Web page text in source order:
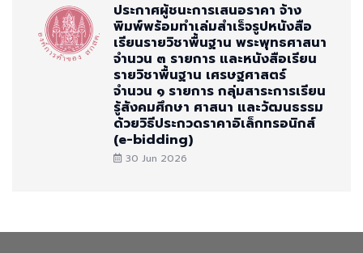
ประกาศผู้ชนะการเสนอราคา จ้าง
พิมพ์พร้อมทำเล่มสำเร็จรูปหนังสือ
เรียนรายวิชาพื้นฐาน พระพุทธศาสนา
จำนวน ๓ รายการ และหนังสือเรียน
รายวิชาพื้นฐาน เศรษฐศาสตร์
จำนวน ๑ รายการ กลุ่มสาระการเรียน
รู้สังคมศึกษา ศาสนา และวัฒนธรรม
ด้วยวิธีประกวดราคาอิเล็กทรอนิกส์
(e-bidding)
30 Jun 2026